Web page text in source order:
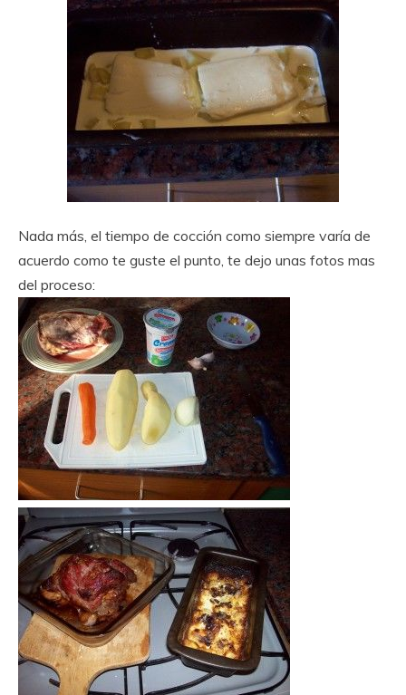
Nada más, el tiempo de cocción como siempre varía de
acuerdo como te guste el punto, te dejo unas fotos mas
del proceso: